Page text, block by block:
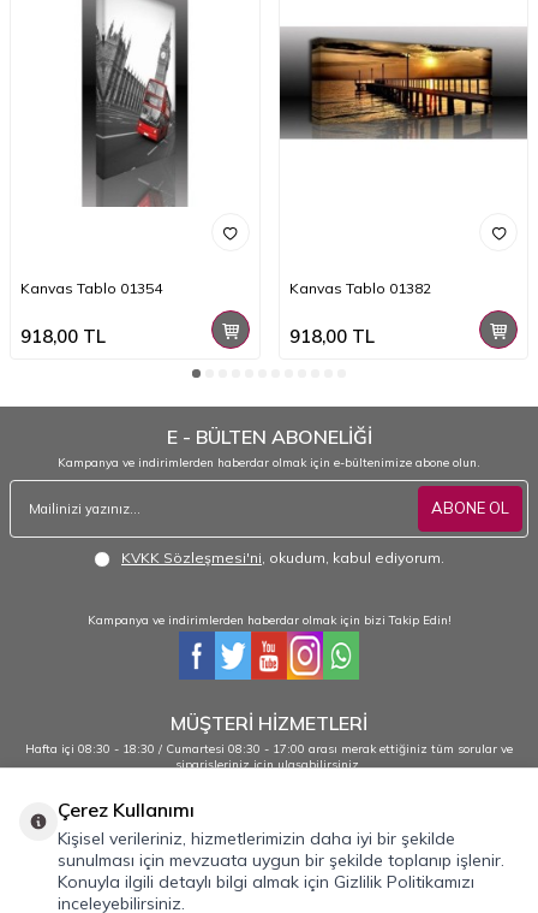
Kanvas Tablo 01354
918,00 TL
Kanvas Tablo 01382
918,00TL
E - BÜLTEN ABONELİĞİ
Kampanya ve indirimlerden haberdar olmak için e-bültenimize abone olun.
ABONE OL
KVKK Sözleşmesi'ni , okudum, kabul ediyorum.
Kampanya ve indirimlerden haberdar olmak için bizi Takip Edin!
MÜŞTERİ HİZMETLERİ
Hafta içi 08:30 - 18:30 / Cumartesi 08:30 - 17:00 arası merak ettiğiniz tüm sorular ve
siparişleriniz için ulaşabilirsiniz.
0232 484 38 44 - 0533 330 88 95
Önemli Bilgiler
Çerez Kullanımı
Kişisel verileriniz, hizmetlerimizin daha iyi bir şekilde
sunulması için mevzuata uygun bir şekilde toplanıp işlenir.
Konuyla ilgili detaylı bilgi almak için Gizlilik Politikamızı
inceleyebilirsiniz.